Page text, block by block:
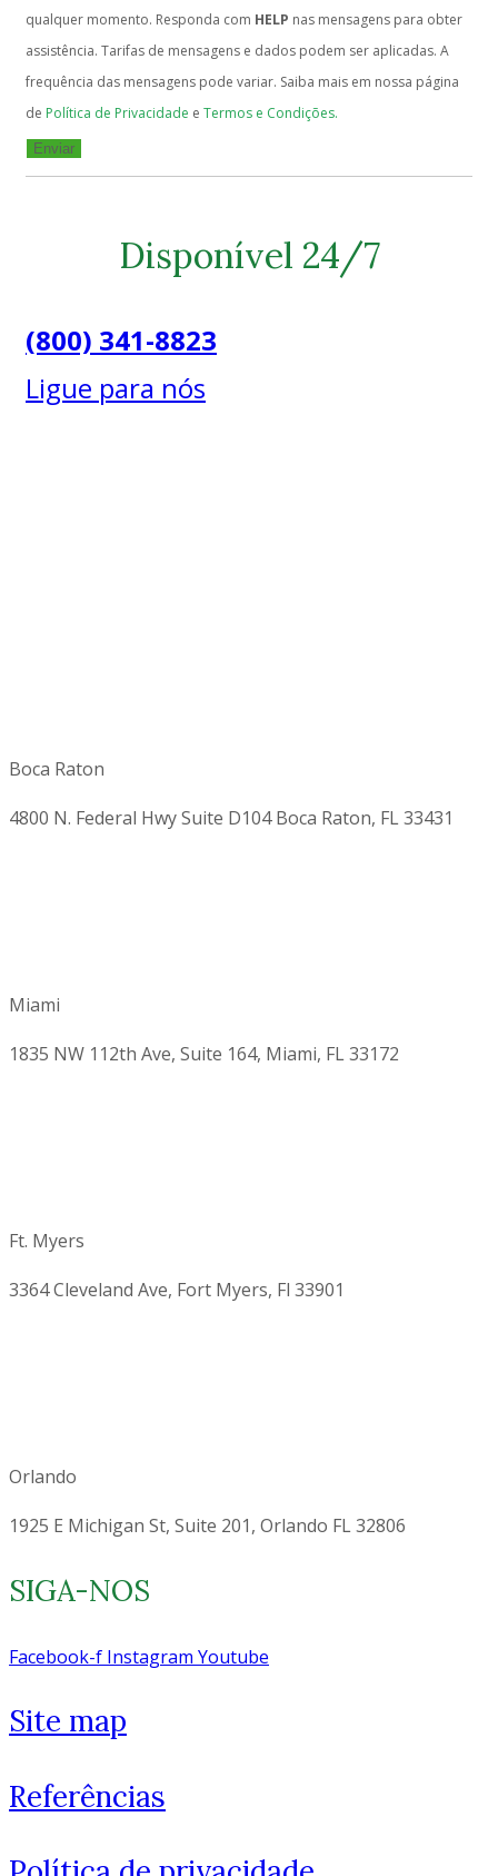
qualquer momento. Responda com HELP nas mensagens para obter
assistência. Tarifas de mensagens e dados podem ser aplicadas. A
frequência das mensagens pode variar. Saiba mais em nossa página
de Política de Privacidade e Termos e Condições.
Enviar
Disponível 24/7
(800) 341-8823
Ligue para nós
Boca Raton
4800 N. Federal Hwy Suite D104 Boca Raton, FL 33431
Miami
1835 NW 112th Ave, Suite 164, Miami, FL 33172
Ft. Myers
3364 Cleveland Ave, Fort Myers, Fl 33901
Orlando
1925 E Michigan St, Suite 201, Orlando FL 32806
SIGA-NOS
Facebook-f Instagram Youtube
Site map
Referências